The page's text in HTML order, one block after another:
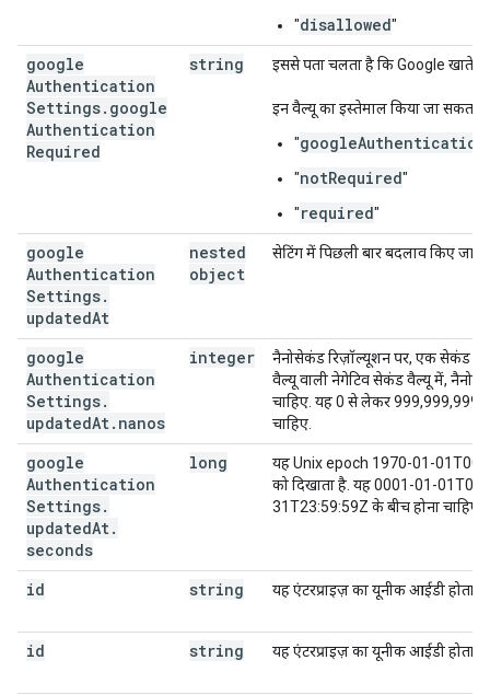
"disallowed"
google
Authentication
Settings. google
Authentication
Required
string इससे पता चलता है कि Google खाते से
इन वैल्यू का इस्तेमाल किया जा सकता
"
"notRequired"
"required"
google
Authentication
Settings.
updatedAt
nested
object
सेटिंग में पिछली बार बदलाव किए जाने
google
Authentication
Settings.
updatedAt. nanos
integer
नैनोसेकंड रिज़ॉल्यूशन पर, एक सेकंड के
वैल्यू वाली नेगेटिव सेकंड वैल्यू में,
चाहिए. यह 0 से लेकर 999,999,999
चाहिए.
google
Authentication
Settings.
updatedAt.
seconds
long
यह Unix epoch 1970-01-
को दिखाता है. यह 0001-01-
31T23:59:59Z के बीच होना चाहिए.
id string यह एंटरप्राइज़ का यूनीक आईडी होता है.
id string यह एंटरप्राइज़ का यूनीक आईडी होता है.